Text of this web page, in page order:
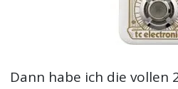
Dann habe ich die vollen